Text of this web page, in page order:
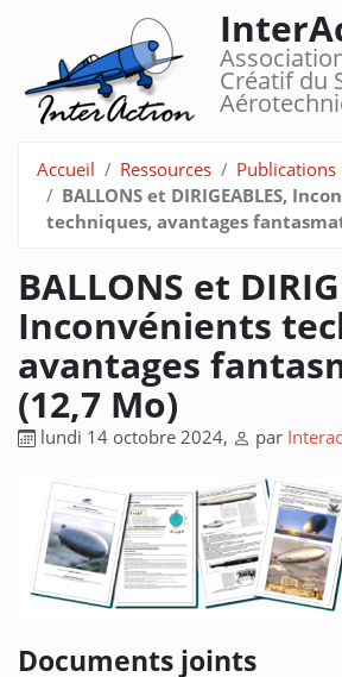
Créatif du
Accueil Ressources
Publications
BALLONS et DIRIGEABLES,
techniques, avantages
BALLONS et
Inconvénients
avantages
(12,7 Mo)
lundi 14 octobre 2024, par
Documents joints